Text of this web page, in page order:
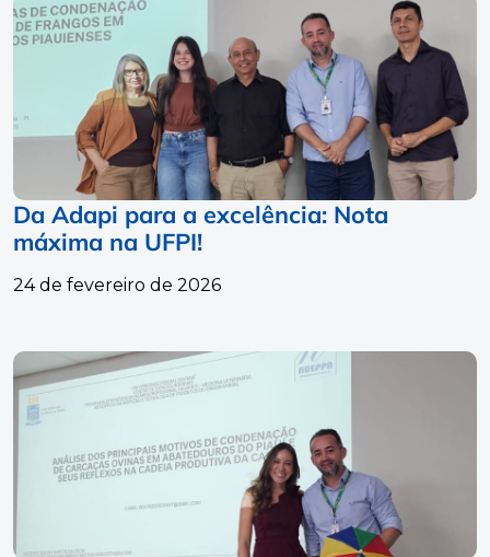
Da Adapi para a excelência: Nota
máxima na UFPI!
24 de fevereiro de 2026